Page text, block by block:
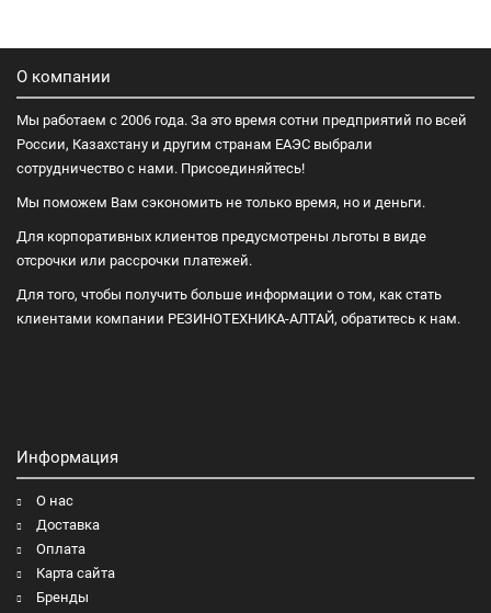
О компании
Мы работаем с 2006 года. За это время сотни предприятий по всей
России, Казахстану и другим странам ЕАЭС выбрали
сотрудничество с нами. Присоединяйтесь!
Мы поможем Вам сэкономить не только время, но и деньги.
Для корпоративных клиентов предусмотрены льготы в виде
отсрочки или рассрочки платежей.
Для того, чтобы получить больше информации о том, как стать
клиентами компании РЕЗИНОТЕХНИКА-АЛТАЙ, обратитесь к нам.
Информация
О нас
Доставка
Оплата
Карта сайта
Бренды